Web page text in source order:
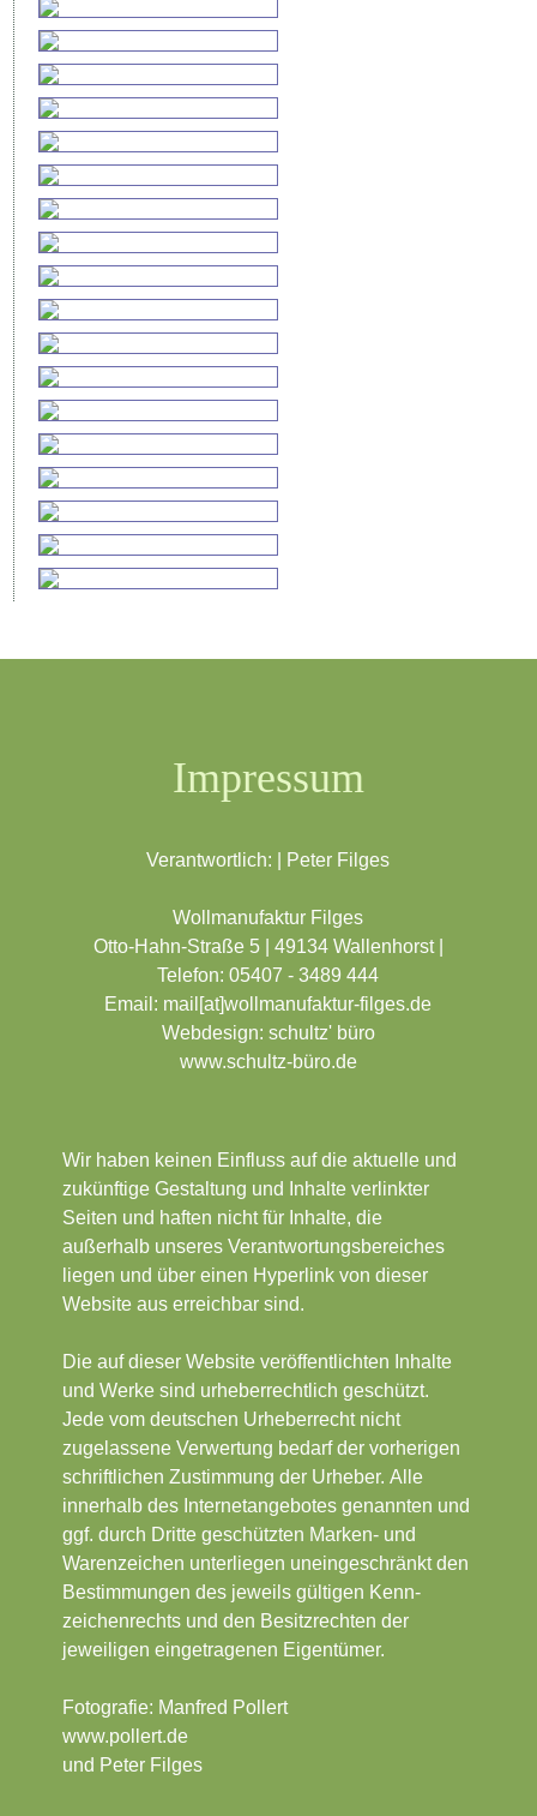
Impressum
Verantwortlich: | Peter Filges
Wollmanufaktur Filges
Otto-Hahn-Straße 5 | 49134 Wallenhorst |
Telefon: 05407 - 3489 444
Email: mail[at]wollmanufaktur-filges.de
Webdesign: schultz' büro
www.schultz-büro.de
Wir haben keinen Ein­fluss auf die aktuelle und
zukünf­tige Gestal­tung und Inhalte verlinkter
Seiten und haften nicht für Inhalte, die
außerhalb unseres Verant­wortungs­bereiches
liegen und über einen Hyper­link von dieser
Web­site aus erreichbar sind.
Die auf dieser Website veröffentlichten Inhalte
und Werke sind urheber­rechtlich geschützt.
Jede vom deutschen Urheberrecht nicht
zugelassene Verwertung bedarf der vorherigen
schriftlichen Zustimmung der Urheber. Alle
innerhalb des Internetangebotes genannten und
ggf. durch Dritte geschützten Marken- und
Waren­zeichen unter­liegen unein­geschränkt den
Bestim­mungen des jeweils gültigen Kenn­
zeichen­rechts und den Besitz­rechten der
jeweiligen einge­tragenen Eigen­tümer.
Fotografie: Manfred Pollert
www.pollert.de
und Peter Filges